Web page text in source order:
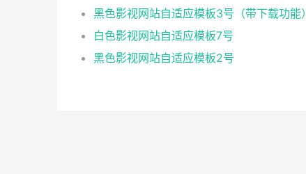
黑色影视网站自适应模板3号（带下载功能）
白色影视网站自适应模板7号
黑色影视网站自适应模板2号